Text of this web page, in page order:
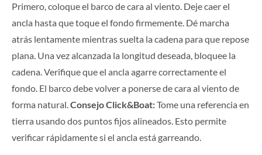
Primero, coloque el barco de cara al viento. Deje caer el
ancla hasta que toque el fondo firmemente. Dé marcha
atrás lentamente mientras suelta la cadena para que repose
plana. Una vez alcanzada la longitud deseada, bloquee la
cadena. Verifique que el ancla agarre correctamente el
fondo. El barco debe volver a ponerse de cara al viento de
forma natural.Consejo Click&Boat:Tome una referencia en
tierra usando dos puntos fijos alineados. Esto permite
verificar rápidamente si el ancla está garreando.